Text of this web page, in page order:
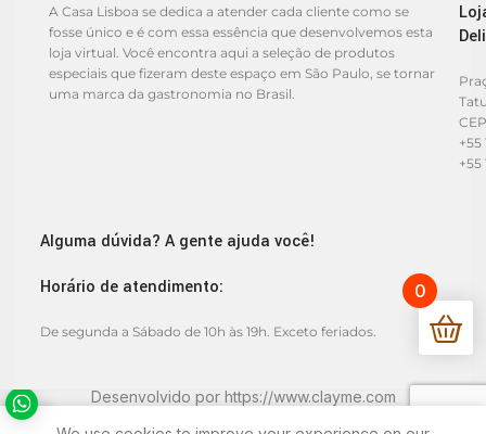
A Casa Lisboa se dedica a atender cada cliente como se
fosse único e é com essa essência que desenvolvemos esta
loja virtual. Você encontra aqui a seleção de produtos
especiais que fizeram deste espaço em São Paulo, se tornar
uma marca da gastronomia no Brasil.
+55
+55
Alguma dúvida? A gente ajuda você!
Horário de atendimento:
De segunda a Sábado de 10h às 19h. Exceto feriados.
Desenvolvido por https://www.clayme.com
0